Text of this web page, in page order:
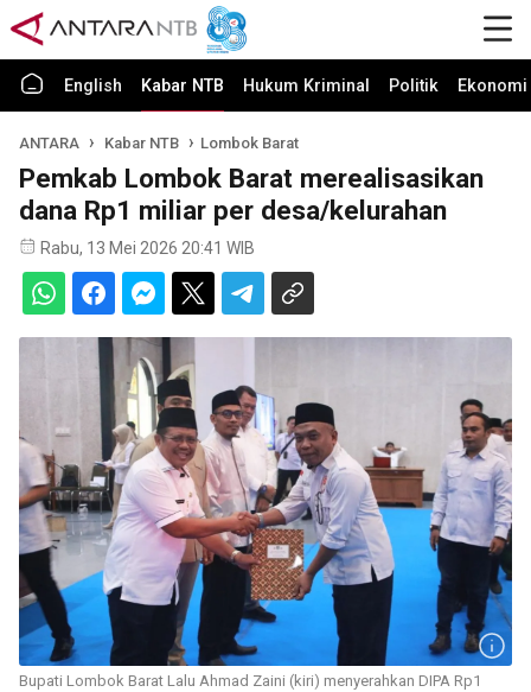
English Kabar NTB Hukum Kriminal Politik
ANTARA Kabar NTB Lombok Barat
Pemkab Lombok Barat merealisasikan
dana Rp1 miliar per desa/kelurahan
Rabu, 13 Mei 2026 20:41 WIB
Bupati Lombok Barat Lalu Ahmad Zaini (kiri) menyerahkan DIPA Rp1